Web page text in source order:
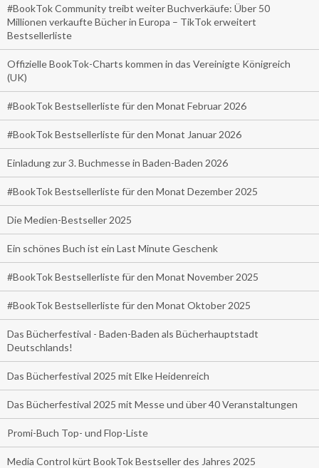
#BookTok Community treibt weiter Buchverkäufe: Über 50
Millionen verkaufte Bücher in Europa – TikTok erweitert
Bestsellerliste
Offizielle BookTok-Charts kommen in das Vereinigte Königreich
(UK)
#BookTok Bestsellerliste für den Monat Februar 2026
#BookTok Bestsellerliste für den Monat Januar 2026
Einladung zur 3. Buchmesse in Baden-Baden 2026
#BookTok Bestsellerliste für den Monat Dezember 2025
Die Medien-Bestseller 2025
Ein schönes Buch ist ein Last Minute Geschenk
#BookTok Bestsellerliste für den Monat November 2025
#BookTok Bestsellerliste für den Monat Oktober 2025
Das Bücherfestival - Baden-Baden als Bücherhauptstadt
Deutschlands!
Das Bücherfestival 2025 mit Elke Heidenreich
Das Bücherfestival 2025 mit Messe und über 40 Veranstaltungen
Promi-Buch Top- und Flop-Liste
Media Control kürt BookTok Bestseller des Jahres 2025